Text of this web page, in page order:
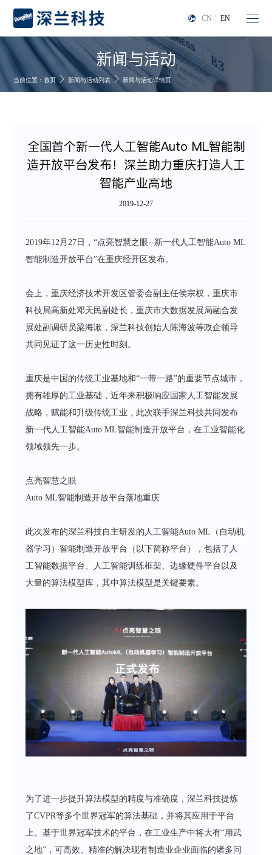
CN EN
新闻与活动
当前位置：首页 新闻与活动列表 新闻与活动详情页
全国首个新一代人工智能Auto ML智能制
造开放平台发布！深兰助力重庆打造人工
智能产业高地
2019-12-27
2019年12月27日，“点亮智慧之眼--新一代人工智能Auto ML
智能制造开放平台”在重庆经开区发布。
会上，重庆经济技术开发区管委会副主任侯宗权，重庆市
科技局高新处邓天民副处长，重庆市大数据发展局融合发
展处副调研员梁海湫，深兰科技创始人陈海波等政企领导
共同见证了这一历史性时刻。
重庆是中国的传统工业基地和“一带一路”的重要节点城市，
拥有雄厚的工业基础，近年来积极响应国家人工智能发展
战略，赋能和升级传统工业，此次联手深兰科技共同发布
新一代人工智能Auto ML智能制造开放平台，在工业智能化
领域领先一步。
点亮智慧之眼
Auto ML智能制造开放平台落地重庆
此次发布的深兰科技自主研发的人工智能Auto ML（自动机
器学习）智能制造开放平台（以下简称平台），包括了人
工智能数据平台、人工智能训练框架、边缘硬件平台以及
大量的算法模型库，其中算法模型是关键要素。
为了进一步提升算法模型的精度与准确度，深兰科技提炼
了CVPR等多个世界冠军的算法基础，并将其应用于平台
上。基于世界冠军技术的平台，在工业生产中将大有“用武
之地”，可高效、精准的解决现有制造业企业面临的诸多问